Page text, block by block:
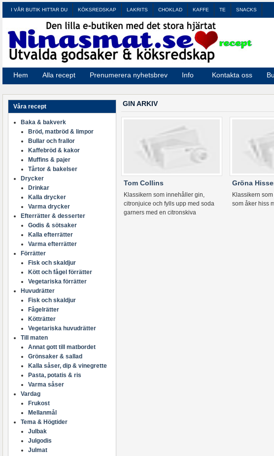
I VÅR BUTIK HITTAR DU KÖKSREDSKAP LAKRITS CHOKLAD KAFFE TE SNACKS
Hem Alla recept Prenumerera nyhetsbrev Info Kontakta oss
GIN ARKIV
Tom Collins
Klassikern som innehåller gin,
citronjuice och fylls upp med soda
garners med en citronskiva
Gröna
Klassikern
som åker hiss
Våra recept
Baka & bakverk
Bröd, matbröd & limpor
Bullar och frallor
Kaffebröd & kakor
Muffins & pajer
Tårtor & bakelser
Drycker
Drinkar
Kalla drycker
Varma drycker
Efterrätter & desserter
Godis & sötsaker
Kalla efterrätter
Varma efterrätter
Förrätter
Fisk och skaldjur
Kött och fågel förrätter
Vegetariska förrätter
Huvudrätter
Fisk och skaldjur
Fågelrätter
Kötträtter
Vegetariska huvudrätter
Till maten
Annat gott till matbordet
Grönsaker & sallad
Kalla såser, dip & vinegrette
Pasta, potatis & ris
Varma såser
Vardag
Frukost
Mellanmål
Tema & Högtider
Julbak
Julgodis
Julmat